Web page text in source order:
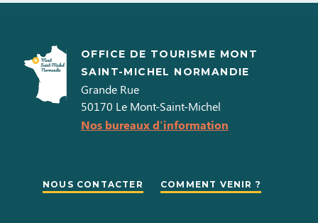
OFFICE DE TOURISME MONT
SAINT-MICHEL NORMANDIE
Grande Rue
50170 Le Mont-Saint-Michel
Nos bureaux d'information
NOUS CONTACTER COMMENT VENIR ?